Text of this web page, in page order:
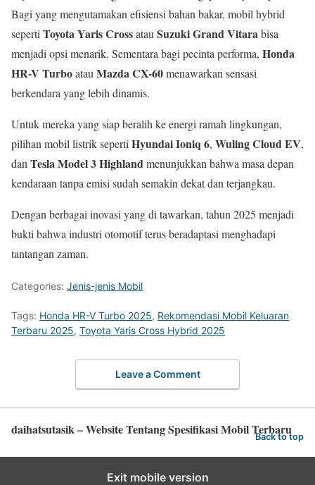
Bagi yang mengutamakan efisiensi bahan bakar, mobil hybrid
seperti Toyota Yaris Crossatau Suzuki Grand Vitarabisa
menjadi opsi menarik. Sementara bagi pecinta performa, Honda
HR-V Turboatau Mazda CX-60menawarkan sensasi
berkendara yang lebih dinamis.
Untuk mereka yang siap beralih ke energi ramah lingkungan,
pilihan mobil listrik seperti Hyundai Ioniq 6, Wuling Cloud EV,
dan Tesla Model 3 Highlandmenunjukkan bahwa masa depan
kendaraan tanpa emisi sudah semakin dekat dan terjangkau.
Dengan berbagai inovasi yang di tawarkan, tahun 2025 menjadi
bukti bahwa industri otomotif terus beradaptasi menghadapi
tantangan zaman.
Categories: Jenis-jenis Mobil
Tags: Honda HR-V Turbo 2025, Rekomendasi Mobil Keluaran
Terbaru 2025, Toyota Yaris Cross Hybrid 2025
Leave a Comment
daihatsutasik – Website Tentang Spesifikasi Mobil Terbaru
Back to top
Exit mobile version